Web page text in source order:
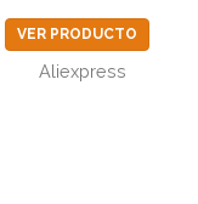
VER PRODUCTO
Aliexpress